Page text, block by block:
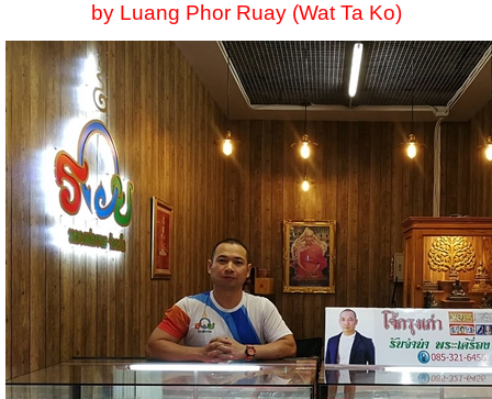
by Luang Phor Ruay (Wat Ta Ko)